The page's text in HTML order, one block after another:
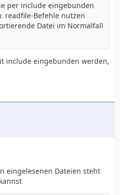
per include eingebunden
readfile-Befehle nutzen
Datei im Normalfall
include eingebunden werden,
eingelesenen Dateien steht